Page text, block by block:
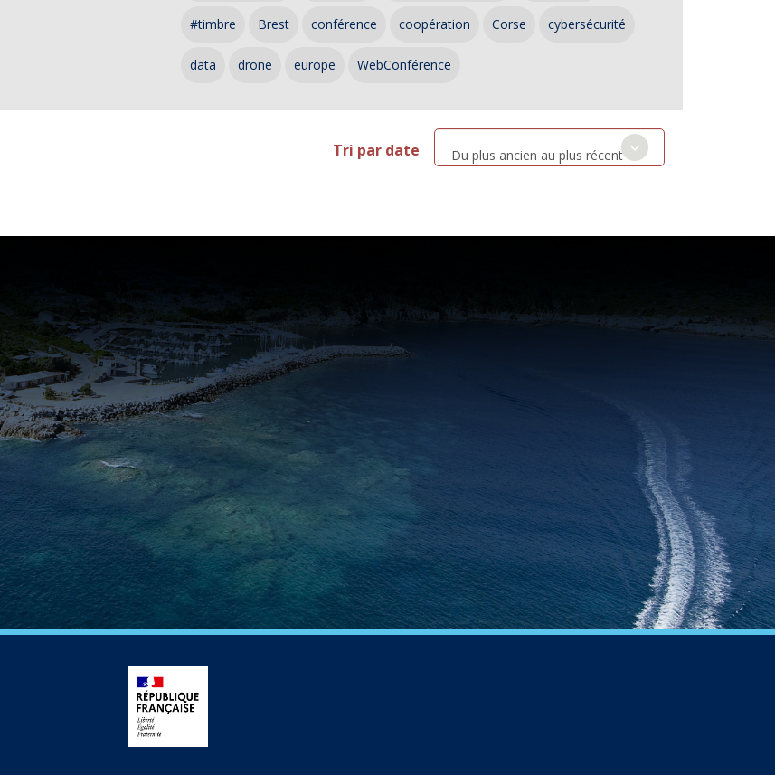
#timbre Brest conférence coopération Corse cybersécurité
data drone europe WebConférence
Tri par date Du plus ancien au plus récent